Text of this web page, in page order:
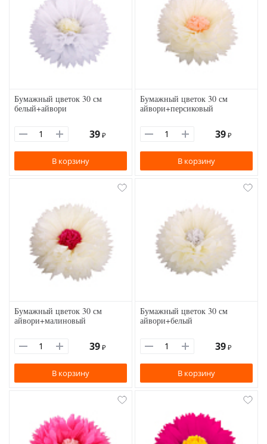
Бумажный цветок 30 см
белый+айвори
39 ₽
В корзину
Бумажный цветок 30 см
айвори+персиковый
39 ₽
В корзину
Бумажный цветок 30 см
айвори+малиновый
39 ₽
В корзину
Бумажный цветок 30 см
айвори+белый
39 ₽
В корзину